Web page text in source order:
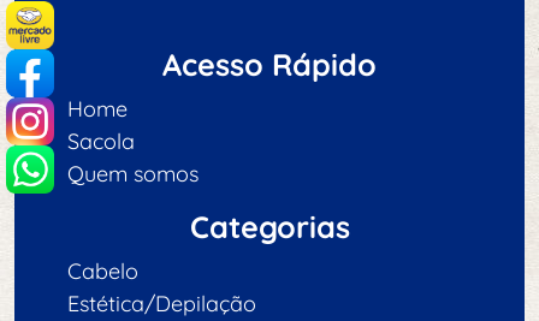
Acesso Rápido
Home
Sacola
Quem somos
Categorias
Cabelo
Estética/Depilação